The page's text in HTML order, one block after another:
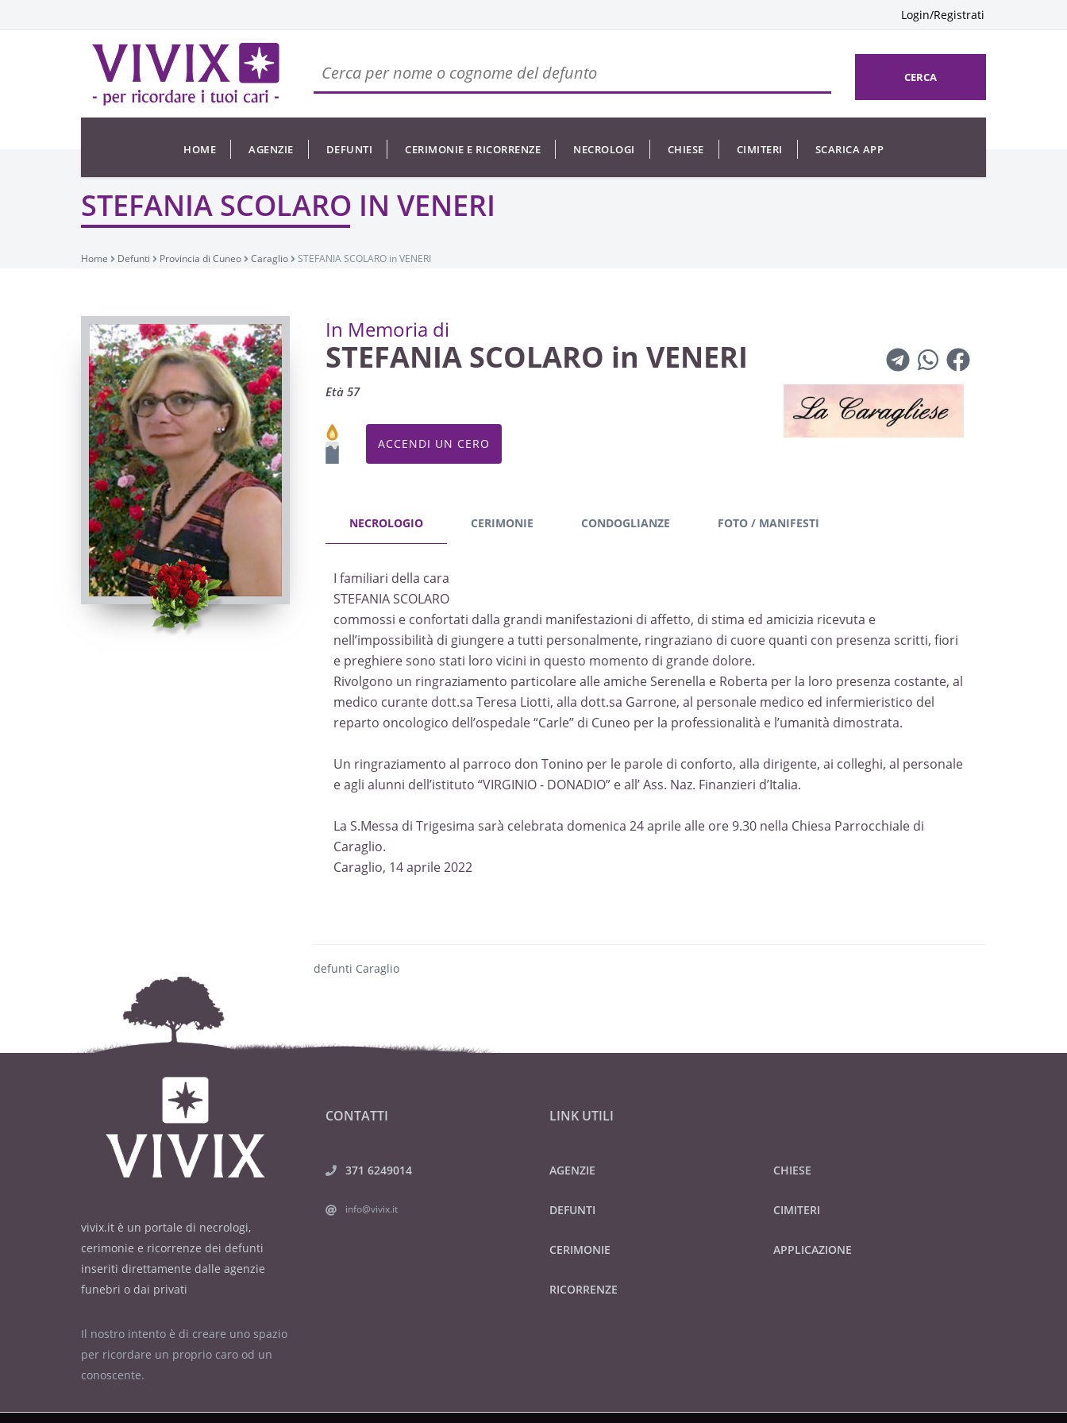
Login/Registrati
CERCA
HOME AGENZIE DEFUNTI CERIMONIE E RICORRENZE NECROLOGI CHIESE CIMITERI SCARICA APP
STEFANIA SCOLARO IN VENERI
Home Defunti Provincia di Cuneo Caraglio STEFANIA SCOLARO in VENERI
In Memoria di
STEFANIA SCOLARO in VENERI
Età 57
ACCENDI UN CERO
NECROLOGIO CERIMONIE CONDOGLIANZE FOTO / MANIFESTI
I familiari della cara
STEFANIA SCOLARO
commossi e confortati dalla grandi manifestazioni di affetto, di stima ed amicizia ricevuta e
nell’impossibilità di giungere a tutti personalmente, ringraziano di cuore quanti con presenza scritti, fiori
e preghiere sono stati loro vicini in questo momento di grande dolore.
Rivolgono un ringraziamento particolare alle amiche Serenella e Roberta per la loro presenza costante, al
medico curante dott.sa Teresa Liotti, alla dott.sa Garrone, al personale medico ed infermieristico del
reparto oncologico dell’ospedale “Carle” di Cuneo per la professionalità e l’umanità dimostrata.
Un ringraziamento al parroco don Tonino per le parole di conforto, alla dirigente, ai colleghi, al personale
e agli alunni dell’istituto “VIRGINIO - DONADIO” e all’ Ass. Naz. Finanzieri d’Italia.
La S.Messa di Trigesima sarà celebrata domenica 24 aprile alle ore 9.30 nella Chiesa Parrocchiale di
Caraglio.
Caraglio, 14 aprile 2022
defunti Caraglio
vivix.it è un portale di necrologi,
cerimonie e ricorrenze dei defunti
inseriti direttamente dalle agenzie
funebri o dai privati
Il nostro intento è di creare uno spazio
per ricordare un proprio caro od un
conoscente.
CONTATTI
371 6249014
info@vivix.it
LINK UTILI
AGENZIE
DEFUNTI
CERIMONIE
RICORRENZE
CHIESE
CIMITERI
APPLICAZIONE